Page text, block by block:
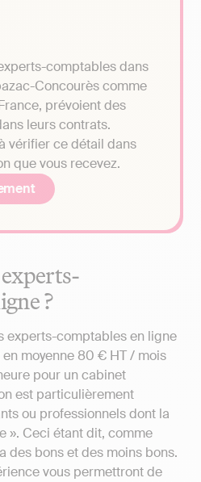
comptables dans
Concourès comme
prévoient des
leurs contrats.
vérifier ce détail dans
que vous recevez.
experts-
?
experts-comptables en ligne
moyenne 80 € HT / mois
pour un cabinet
est particulièrement
ou professionnels dont la
». Ceci étant dit, comme
des bons et des moins bons.
vous permettront de